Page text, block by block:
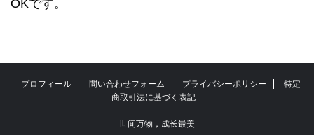
OKです。
プロフィール 問い合わせフォーム プライバシーポリシー
特定
商取引法に基づく表記
世间万物，成长最美